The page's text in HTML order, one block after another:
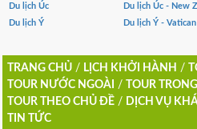
Du lịch Úc
Du lịch Úc - New
Du lịch Ý
Du lịch Ý - Vatican
TRANG CHỦ/ LỊCH KHỞI HÀNH /
TOUR NƯỚC NGOÀI
/ TOUR
TOUR THEO CHỦ ĐỀ/ DỊCH VỤ
TIN TỨC